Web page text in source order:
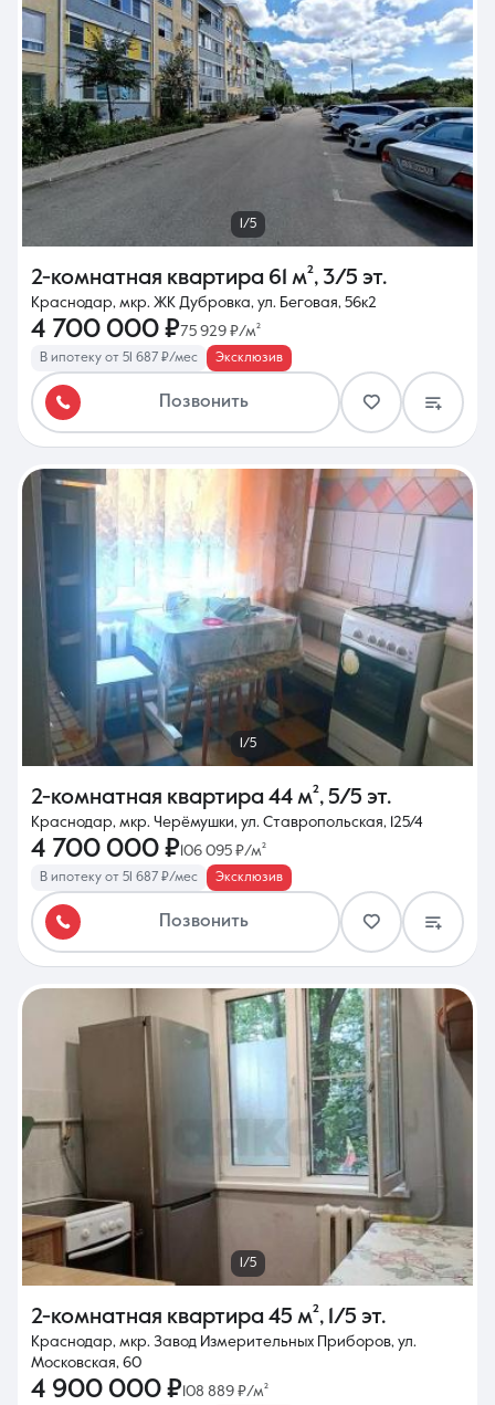
1/5
2-комнатная квартира 61 м², 3/5 эт.
Краснодар, мкр. ЖК Дубровка, ул. Беговая, 56к2
4 700 000 ₽75 929 ₽/м²
В ипотеку от 51 687 ₽/мес Эксклюзив
Позвонить
1/5
2-комнатная квартира 44 м², 5/5 эт.
Краснодар, мкр. Черёмушки, ул. Ставропольская, 125/4
4 700 000 ₽ 106 095 ₽/м²
В ипотеку от 51 687 ₽/мес Эксклюзив
Позвонить
1/5
2-комнатная квартира 45 м², 1/5 эт.
Краснодар, мкр. Завод Измерительных Приборов, ул.
Московская, 60
4 900 000 ₽ 108 889 ₽/м²